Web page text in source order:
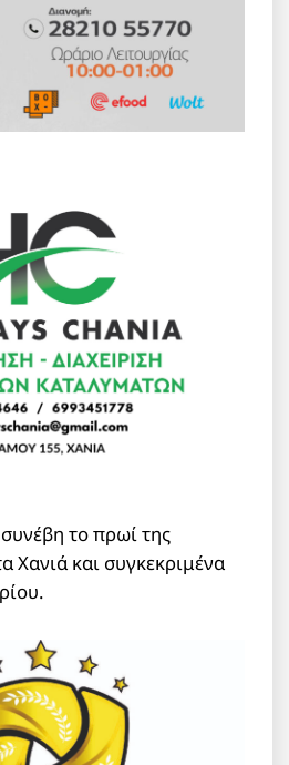
το πρωί της
Χανιά και συγκεκριμένα